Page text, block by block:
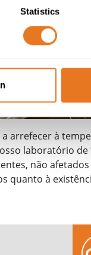
Statistics
arrefecer à
laboratório de
não
quanto à